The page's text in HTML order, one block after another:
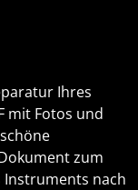
Ihres
mit Fotos und
zum
nach